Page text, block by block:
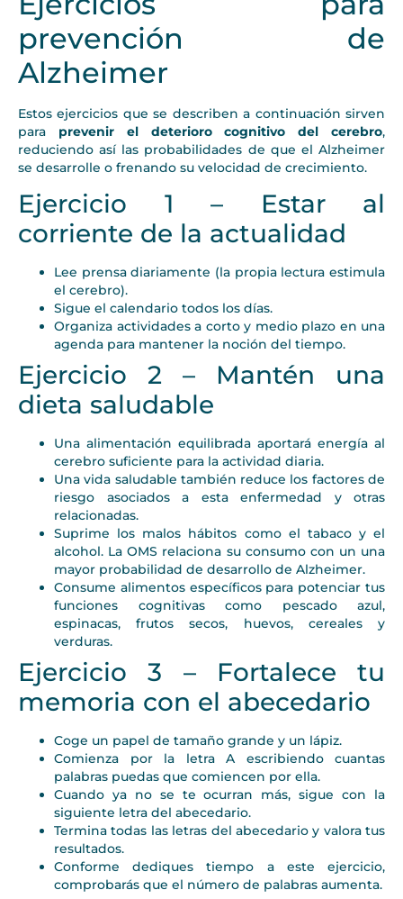
prevención de
Alzheimer
Estos ejercicios que se describen a continuación sirven
para prevenir el deterioro cognitivo del cerebro,
reduciendo así las probabilidades de que el Alzheimer
se desarrolle o frenando su velocidad de crecimiento.
Ejercicio 1 – Estar al
corriente de la actualidad
Lee prensa diariamente (la propia lectura estimula
el cerebro).
Sigue el calendario todos los días.
Organiza actividades a corto y medio plazo en una
agenda para mantener la noción del tiempo.
Ejercicio 2 – Mantén una
dieta saludable
Una alimentación equilibrada aportará energía al
cerebro suficiente para la actividad diaria.
Una vida saludable también reduce los factores de
riesgo asociados a esta enfermedad y otras
relacionadas.
Suprime los malos hábitos como el tabaco y el
alcohol. La OMS relaciona su consumo con un una
mayor probabilidad de desarrollo de Alzheimer.
Consume alimentos específicos para potenciar tus
funciones cognitivas como pescado azul,
espinacas, frutos secos, huevos, cereales y
verduras.
Ejercicio 3 – Fortalece tu
memoria con el abecedario
Coge un papel de tamaño grande y un lápiz.
Comienza por la letra A escribiendo cuantas
palabras puedas que comiencen por ella.
Cuando ya no se te ocurran más, sigue con la
siguiente letra del abecedario.
Termina todas las letras del abecedario y valora tus
resultados.
Conforme dediques tiempo a este ejercicio,
comprobarás que el número de palabras aumenta.